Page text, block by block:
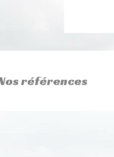
références